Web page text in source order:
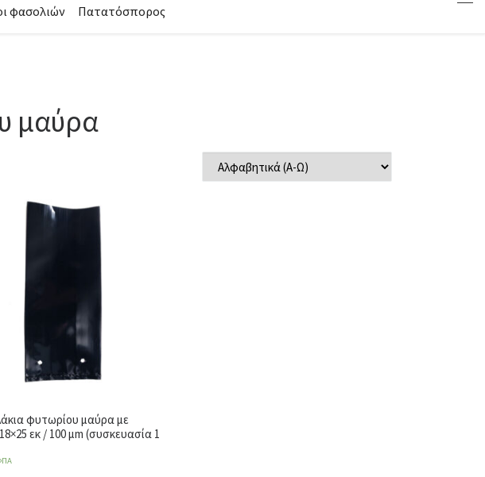
φασολιών Πατατόσπορος
μαύρα
φυτωρίου μαύρα με
εκ / 100 μm (συσκευασία 1